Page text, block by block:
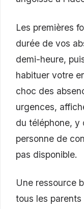
Les premières
durée de vos
demi-heure,
habituer votre
choc des
urgences,
du téléphone, y
personne de
pas disponible.
Une ressource
tous les